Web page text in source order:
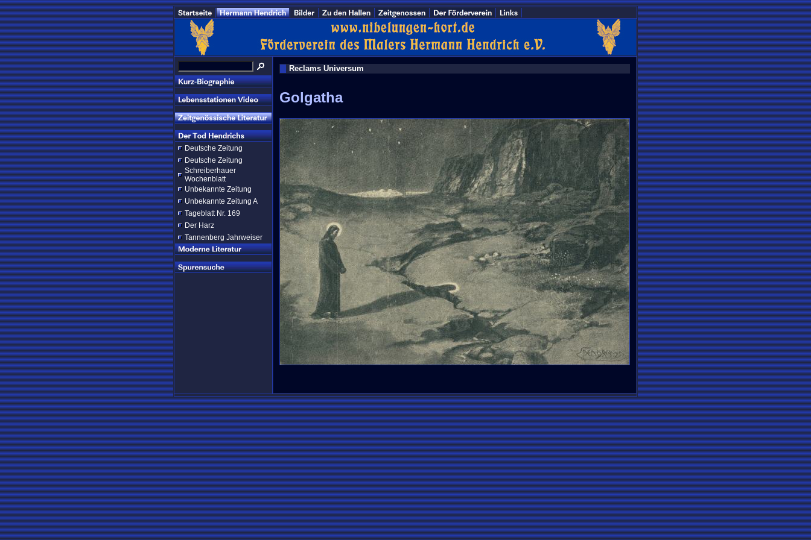
Deutsche Zeitung
Deutsche Zeitung
Schreiberhauer
Wochenblatt
Unbekannte Zeitung
Unbekannte Zeitung A
Tageblatt Nr. 169
Der Harz
Tannenberg Jahrweiser
Reclams Universum
Golgatha